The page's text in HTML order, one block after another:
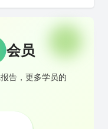
会员
告，更多学员的